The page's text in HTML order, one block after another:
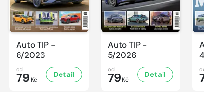
Auto TIP -
6/2026
od
79 Kč
Detail
Auto TIP -
5/2026
od
79 Kč
Detail